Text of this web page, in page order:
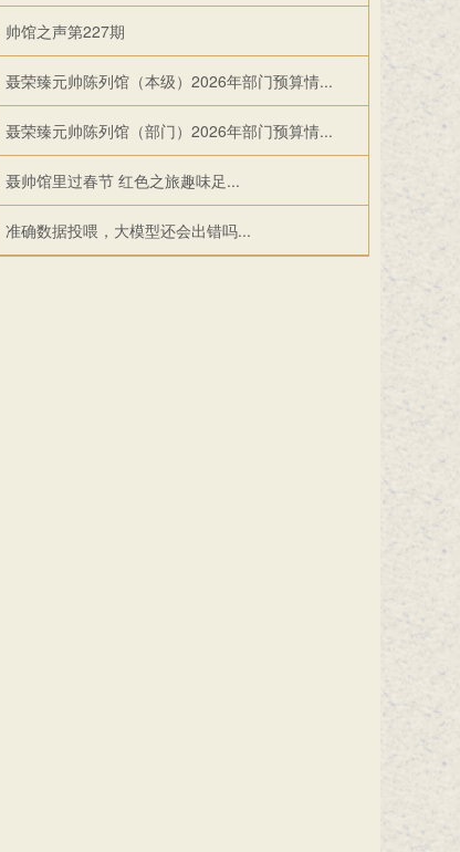
帅馆之声第227期
聂荣臻元帅陈列馆（本级）2026年部门预算情...
聂荣臻元帅陈列馆（部门）2026年部门预算情...
聂帅馆里过春节 红色之旅趣味足...
准确数据投喂，大模型还会出错吗...